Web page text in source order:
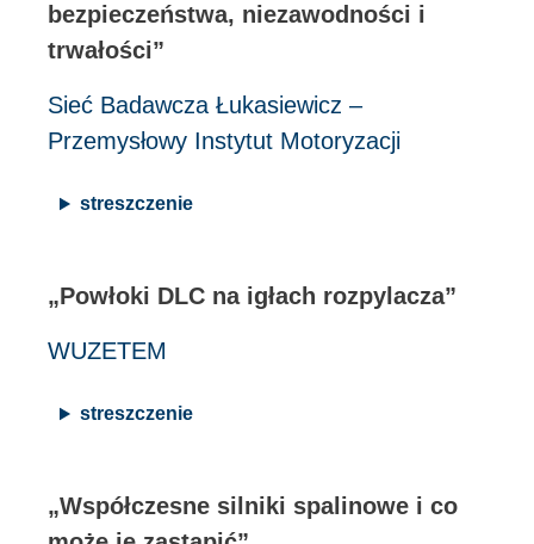
bezpieczeństwa, niezawodności i
trwałości”
Sieć Badawcza Łukasiewicz –
Przemysłowy Instytut Motoryzacji
streszczenie
„Powłoki DLC na igłach rozpylacza”
WUZETEM
streszczenie
„Współczesne silniki spalinowe i co